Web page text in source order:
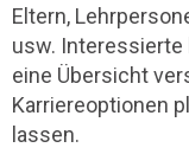
Eltern,
usw.
eine Übersicht
Karriereoptionen
lassen.